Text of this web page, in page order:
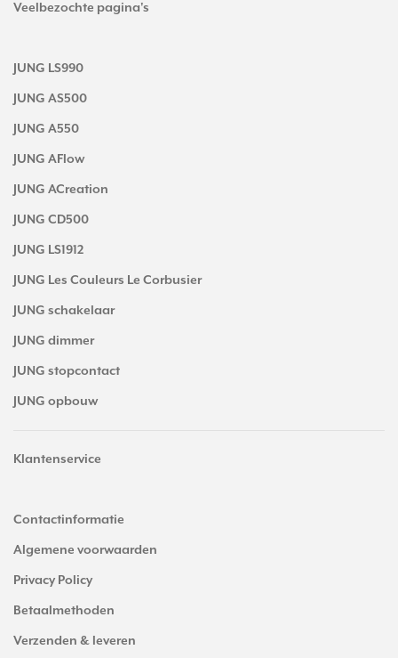
Veelbezochte pagina's
JUNG LS990
JUNG AS500
JUNG A550
JUNG AFlow
JUNG ACreation
JUNG CD500
JUNG LS1912
JUNG Les Couleurs Le Corbusier
JUNG schakelaar
JUNG dimmer
JUNG stopcontact
JUNG opbouw
Klantenservice
Contactinformatie
Algemene voorwaarden
Privacy Policy
Betaalmethoden
Verzenden & leveren